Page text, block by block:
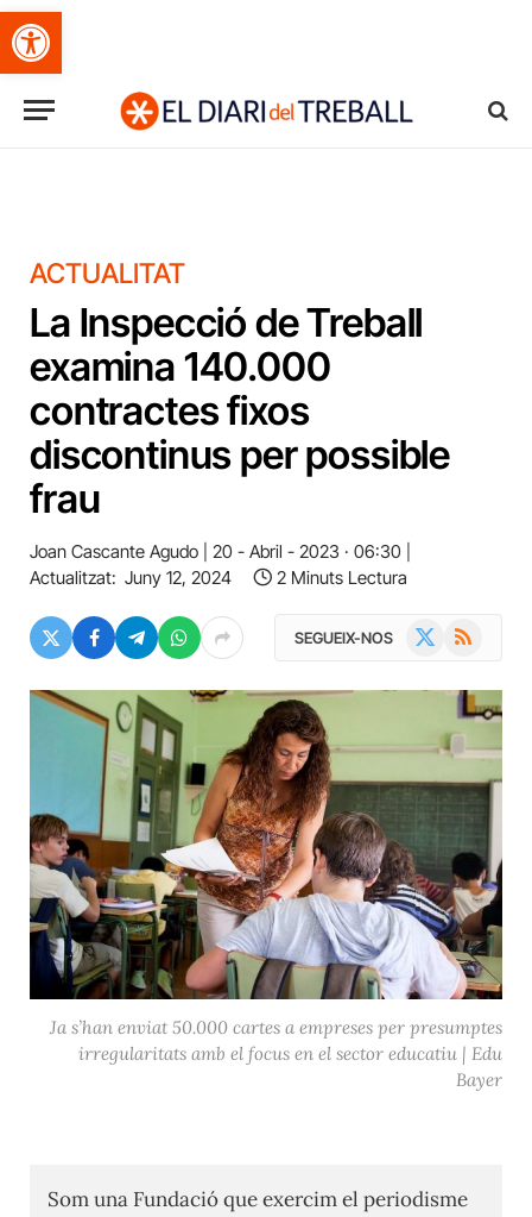
Obre la barra d'eines
ACTUALITAT
La Inspecció de Treball
examina 140.000
contractes fixos
discontinus per possible
frau
Joan Cascante Agudo
20 - Abril - 2023 · 06:30
Actualitzat: Juny 12, 2024 2 Minuts Lectura
SEGUEIX-NOS RSS
Ja s’han enviat 50.000 cartes a empreses per presumptes
irregularitats amb el focus en el sector educatiu | Edu
Bayer
Som una Fundació que exercim el periodisme